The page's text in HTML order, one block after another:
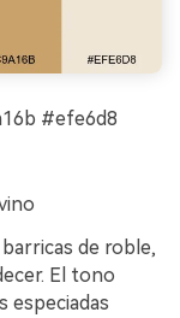
#efe6d8
de roble,
El tono
especiadas